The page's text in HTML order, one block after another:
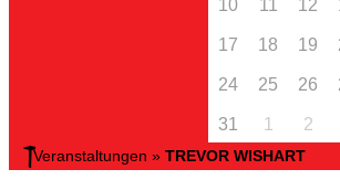
10 11 12
17 18 19
24 25 26
31 1 2
Veranstaltungen » TREVOR WISHART